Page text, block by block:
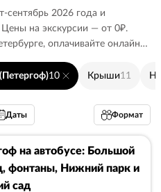
сентябрь 2026 года и
на экскурсии — от 0₽.
оплачивайте онлайн
10 Крыши11
Даты Формат
на автобусе: Большой
фонтаны, Нижний парк и
сад